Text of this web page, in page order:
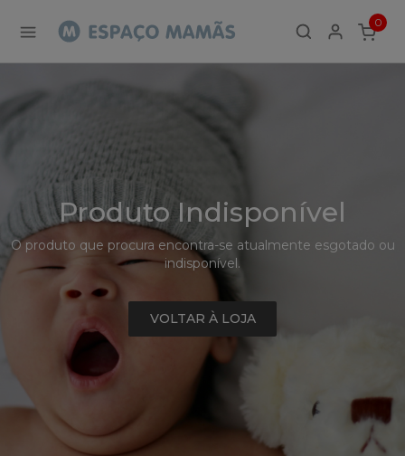
Detalhe
de
Produto
-
Produto
0
ITEMS
Produto Indisponível
O produto que procura encontra-se atualmente esgotado ou
indisponível.
VOLTAR À LOJA